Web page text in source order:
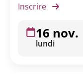
Inscrire
16 nov.
lundi